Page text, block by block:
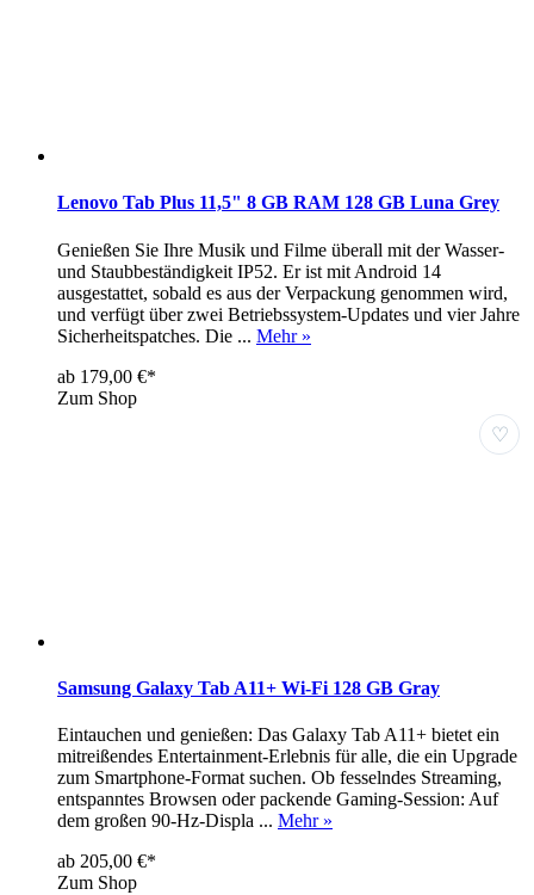
Lenovo Tab Plus 11,5" 8 GB RAM 128 GB Luna Grey
Genießen Sie Ihre Musik und Filme überall mit der Wasser-
und Staubbeständigkeit IP52. Er ist mit Android 14
ausgestattet, sobald es aus der Verpackung genommen wird,
und verfügt über zwei Betriebssystem-Updates und vier Jahre
Sicherheitspatches. Die ... Mehr »
ab 179,00 €*
Zum Shop
♡
Samsung Galaxy Tab A11+ Wi-Fi 128 GB Gray
Eintauchen und genießen: Das Galaxy Tab A11+ bietet ein
mitreißendes Entertainment-Erlebnis für alle, die ein Upgrade
zum Smartphone-Format suchen. Ob fesselndes Streaming,
entspanntes Browsen oder packende Gaming-Session: Auf
dem großen 90-Hz-Displa ... Mehr »
ab 205,00 €*
Zum Shop